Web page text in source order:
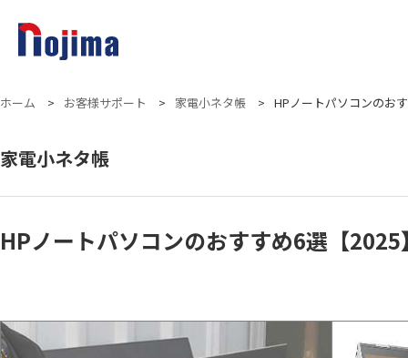
ホーム > お客様サポート > 家電小ネタ帳 > HPノートパソコンのお
家電小ネタ帳
HPノートパソコンのおすすめ6選【